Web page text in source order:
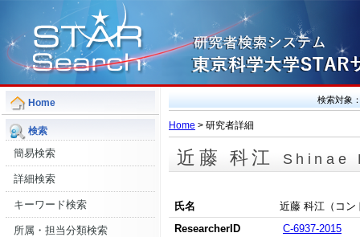
Home
検索
簡易検索
詳細検索
キーワード検索
所属・担当分類検索
検索対象
Home > 研究者詳細
近藤 科江 Shinae
氏名
近藤 科江（コン
ResearcherID
C-6937-2015